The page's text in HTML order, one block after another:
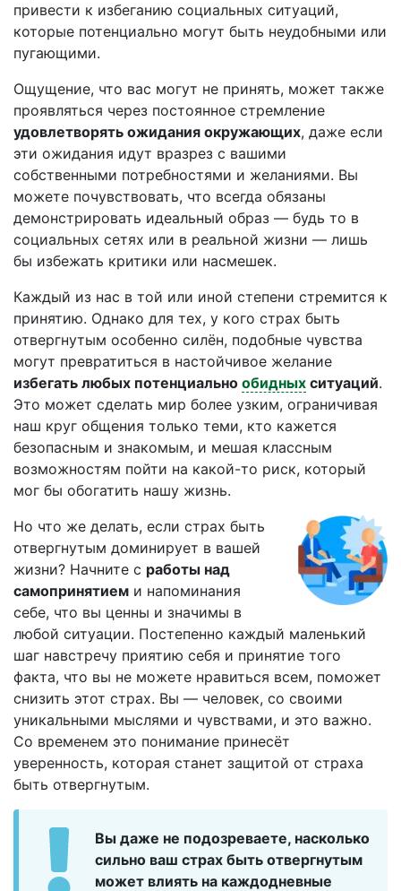
привести к избеганию социальных ситуаций,
которые потенциально могут быть неудобными или
пугающими.
Ощущение, что вас могут не принять, может также
проявляться через постоянное стремление
удовлетворять ожидания окружающих, даже если
эти ожидания идут вразрез с вашими
собственными потребностями и желаниями. Вы
можете почувствовать, что всегда обязаны
демонстрировать идеальный образ — будь то в
социальных сетях или в реальной жизни — лишь
бы избежать критики или насмешек.
Каждый из нас в той или иной степени стремится к
принятию. Однако для тех, у кого страх быть
отвергнутым особенно силён, подобные чувства
могут превратиться в настойчивое желание
избегать любых потенциально обидных ситуаций.
Это может сделать мир более узким, ограничивая
наш круг общения только теми, кто кажется
безопасным и знакомым, и мешая классным
возможностям пойти на какой-то риск, который
мог бы обогатить нашу жизнь.
Но что же делать, если страх быть
отвергнутым доминирует в вашей
жизни? Начните с работы над
самопринятием и напоминания
себе, что вы ценны и значимы в
любой ситуации. Постепенно каждый маленький
шаг навстречу приятию себя и принятие того
факта, что вы не можете нравиться всем, поможет
снизить этот страх. Вы — человек, со своими
уникальными мыслями и чувствами, и это важно.
Со временем это понимание принесёт
уверенность, которая станет защитой от страха
быть отвергнутым.
Вы даже не подозреваете, насколько
сильно ваш страх быть отвергнутым
может влиять на каждодневные